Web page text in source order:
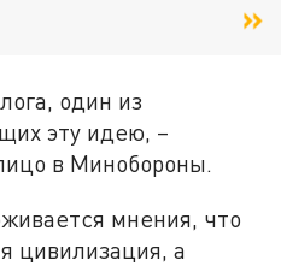
один из
эту идею, –
в Минобороны.
мнения, что
цивилизация, а